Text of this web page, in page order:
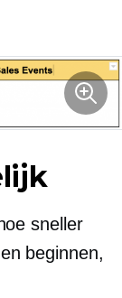
sneller
beginnen,